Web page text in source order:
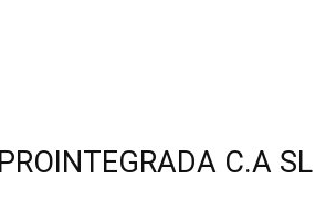
PROINTEGRADA C.A SL